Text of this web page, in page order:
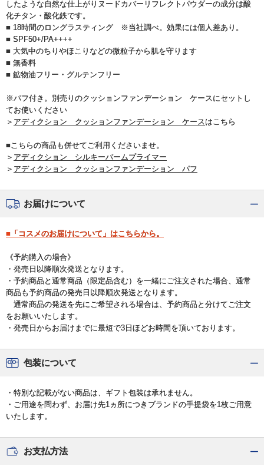
したような自然な仕上がりヌードカバーリフレクトパウダーの成分は酸
化チタン・酸化鉄です。
■ 18時間のロングラスティング ※当社調べ。効果には個人差あり。
■ SPF50+/PA++++
■ 大気中のちりやほこりなどの微粒子から肌を守ります
■ 無香料
■ 鉱物油フリー・グルテンフリー
※パフ付き。別売りのクッションファンデーション ケースにセットし
てお使いください
＞ アディクション クッションファンデーション ケースはこちら
■こちらの商品も併せてご利用くださいませ。
＞ アディクション シルキーバームプライマー
＞ アディクション クッションファンデーション パフ
お届けについて
■「コスメのお届けについて」はこちらから。
《予約購入の場合》
・発売日以降順次発送となります。
・予約商品と通常商品（限定品含む）を一緒にご注文された場合、通常
商品も予約商品の発売日以降順次発送となります。
通常商品の発送を先にご希望される場合は、予約商品と分けてご注文
をお願いいたします。
・発売日からお届けまでに最短で3日ほどお時間を頂いております。
包装について
・特別な記載がない商品は、ギフト包装は承れません。
・ご用途を問わず、お届け先1ヵ所につきブランドの手提袋を1枚ご用意
いたします。
お支払方法